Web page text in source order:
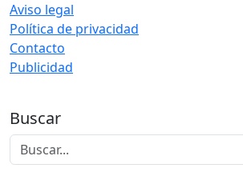
Aviso legal
Política de privacidad
Contacto
Publicidad
Buscar